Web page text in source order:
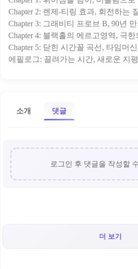
Chapter 2: 렌제-티링 효과, 회전하는
Chapter 3: 그래비티 프로브 B, 90년
Chapter 4: 블랙홀의 에르고영역, 극
Chapter 5: 닫힌 시간꼴 곡선, 타임머
소개 댓글
로그인 후 댓글을 작성할
더 보기